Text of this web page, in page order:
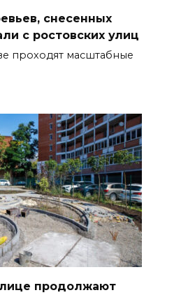
снесенных
с ростовских улиц
проходят масштабные
продолжают